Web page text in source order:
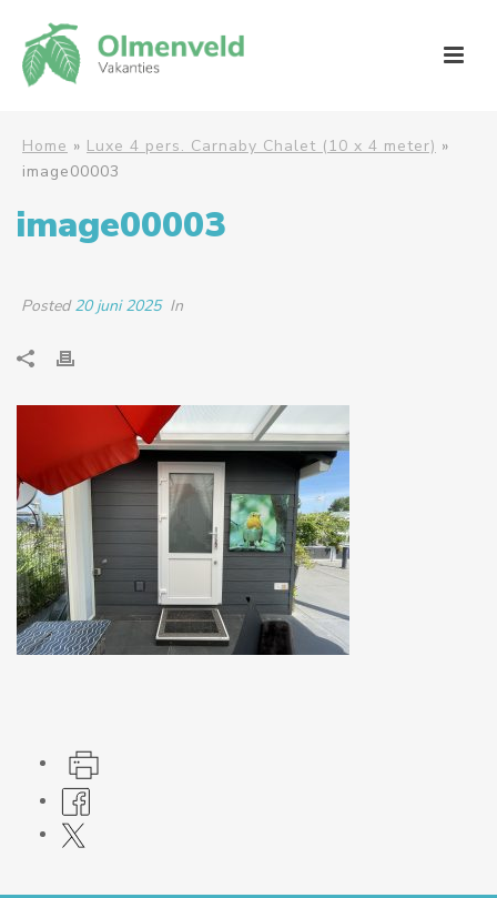
Home » Luxe 4 pers. Carnaby Chalet (10 x 4 meter) »
image00003
image00003
Posted20 juni 2025 In